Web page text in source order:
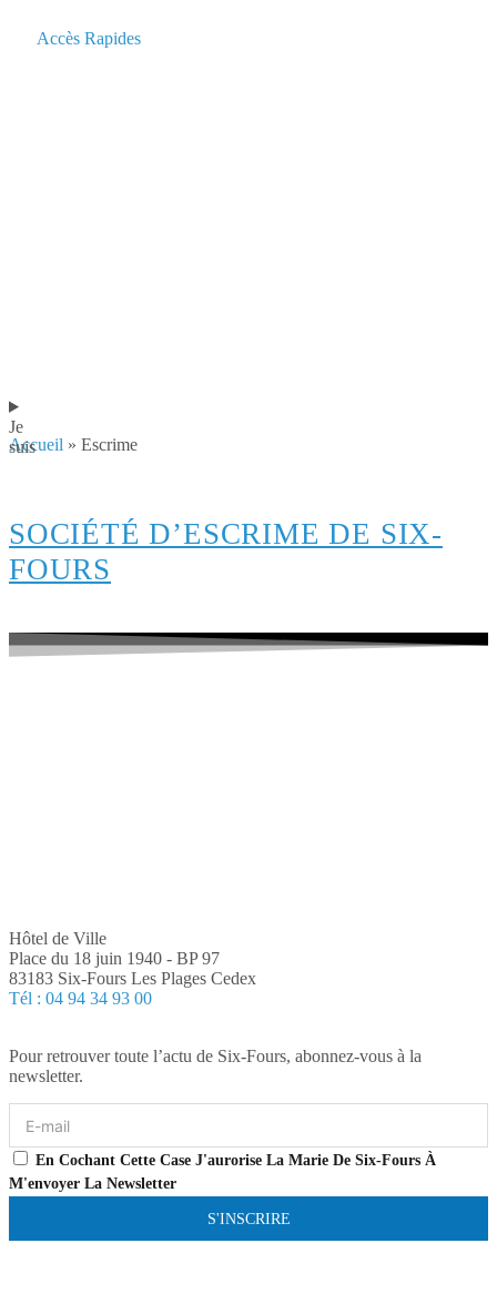
principal
Accès Rapides
Je
suis
Accueil » Escrime
SOCIÉTÉ D’ESCRIME DE SIX-
FOURS
Hôtel de Ville
Place du 18 juin 1940 - BP 97
83183 Six-Fours Les Plages Cedex
Tél : 04 94 34 93 00
Pour retrouver toute l’actu de Six-Fours, abonnez-vous à la
newsletter.
En Cochant Cette Case J'aurorise La Marie De Six-Fours À
M'envoyer La Newsletter
S'INSCRIRE